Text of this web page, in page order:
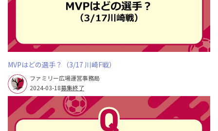
MVPはどの選手？（3/17 川崎F戦）
ファミリー広場運営事務局
2024-03-18募集終了